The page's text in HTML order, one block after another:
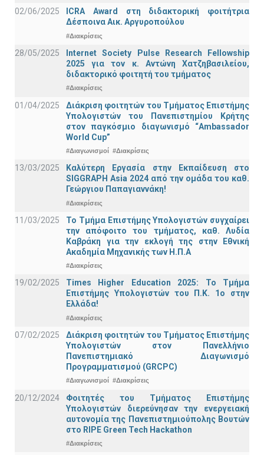
02/06/2025
ICRA Award στη διδακτορική φοιτήτρια
Δέσποινα Αικ. Αργυροπούλου
#Διακρίσεις
28/05/2025
Internet Society Pulse Research Fellowship
2025 για τον κ. Αντώνη Χατζηβασιλείου,
διδακτορικό φοιτητή του τμήματος
#Διακρίσεις
01/04/2025
Διάκριση φοιτητών του Τμήματος Επιστήμης
Υπολογιστών του Πανεπιστημίου Κρήτης
στον παγκόσμιο διαγωνισμό “Ambassador
World Cup”
#Διαγωνισμοί #Διακρίσεις
13/03/2025
Καλύτερη Εργασία στην Εκπαίδευση στο
SIGGRAPH Asia 2024 από την ομάδα του καθ.
Γεώργιου Παπαγιαννάκη!
#Διακρίσεις
11/03/2025
Το Τμήμα Επιστήμης Υπολογιστών συγχαίρει
την απόφοιτο του τμήματος, καθ. Λυδία
Καβράκη για την εκλογή της στην Εθνική
Ακαδημία Μηχανικής των Η.Π.Α
#Διακρίσεις
19/02/2025
Times Higher Education 2025: Το Τμήμα
Επιστήμης Υπολογιστών του Π.Κ. 1ο στην
Ελλάδα!
#Διακρίσεις
07/02/2025
Διάκριση φοιτητών του Τμήματος Επιστήμης
Υπολογιστών στον Πανελλήνιο
Πανεπιστημιακό Διαγωνισμό
Προγραμματισμού (GRCPC)
#Διαγωνισμοί #Διακρίσεις
20/12/2024
Φοιτητές του Τμήματος Επιστήμης
Υπολογιστών διερεύνησαν την ενεργειακή
αυτονομία της Πανεπιστημιούπολης Βουτών
στο RIPE Green Tech Hackathon
#Διακρίσεις